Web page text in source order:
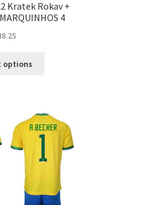
Kratek Rokav +
4
options
različic.
Možnosti
lahko
izberete
na
strani
izdelka